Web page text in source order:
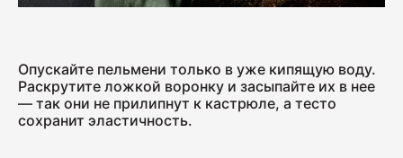
Колбаса сырокопчёная Сальчичон
260
Опускайте пельмени только в уже кипящую воду.
Раскрутите ложкой воронку и засыпайте их в нее
— так они не прилипнут к кастрюле, а тесто
сохранит эластичность.